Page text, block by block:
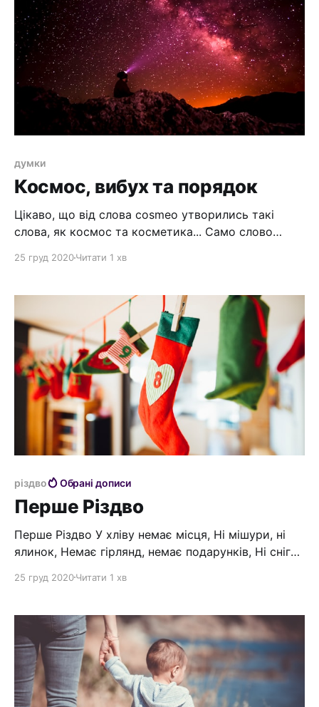
думки
Космос, вибух та порядок
Цікаво, що від слова cosmeo утворились такі
слова, як космос та косметика... Само слово
завдяки косметиці жінки наводять "порядок" на
для нас був холодним, убивчим, наповненим
уламками. Це був результат великого вибуху,
25 груд 2020Читати 1 хв
різдво Обрані дописи
Перше Різдво
Перше Різдво У хліву немає місця, Ні мішури, ні
ялинок, Немає гірлянд, немає подарунків, Ні снігу,
нарешті отримали те, що нам потрібно- Перше
Марія та Йосип нічого не мали Крім світла світу
Яке сходить з
25 груд 2020Читати 1 хв